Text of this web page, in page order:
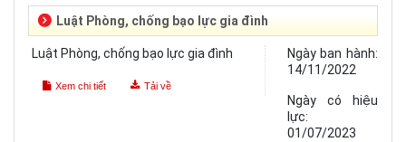
Luật Phòng, chống bạo lực gia đình
Luật Phòng, chống bạo lực gia đình
Xem chi tiết Tải về
Ngày ban hành:
14/11/2022
Ngày có hiệu
lực:
01/07/2023